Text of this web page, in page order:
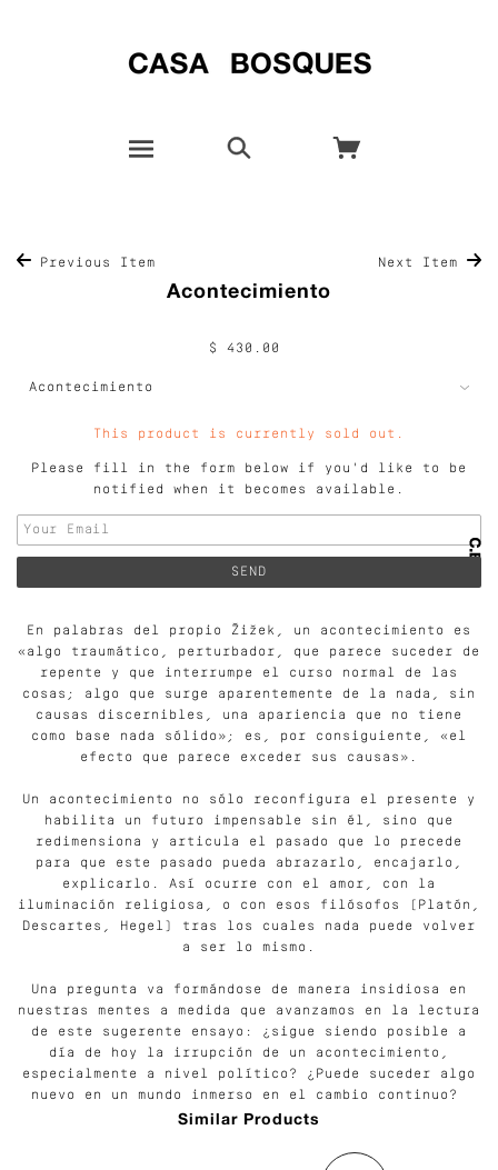
Previous Item Next Item
Acontecimiento
$ 430.00
This product is currently sold out.
Please fill in the form below if you'd like to be
notified when it becomes available.
En palabras del propio Žižek, un acontecimiento es
«algo traumático, perturbador, que parece suceder de
repente y que interrumpe el curso normal de las
cosas; algo que surge aparentemente de la nada, sin
causas discernibles, una apariencia que no tiene
como base nada sólido»; es, por consiguiente, «el
efecto que parece exceder sus causas».
Un acontecimiento no sólo reconfigura el presente y
habilita un futuro impensable sin él, sino que
redimensiona y articula el pasado que lo precede
para que este pasado pueda abrazarlo, encajarlo,
explicarlo. Así ocurre con el amor, con la
iluminación religiosa, o con esos filósofos (Platón,
Descartes, Hegel) tras los cuales nada puede volver
a ser lo mismo.
Una pregunta va formándose de manera insidiosa en
nuestras mentes a medida que avanzamos en la lectura
de este sugerente ensayo: ¿sigue siendo posible a
día de hoy la irrupción de un acontecimiento,
especialmente a nivel político? ¿Puede suceder algo
nuevo en un mundo inmerso en el cambio continuo?
Similar Products